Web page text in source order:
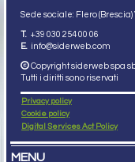
Sede sociale: Flero
T. +39 030 254 00 06
E. info@siderweb.com
Copyright siderweb spa
Tutti i diritti sono riservati
Privacy policy
Cookie policy
Digital Services Act Policy
MENU